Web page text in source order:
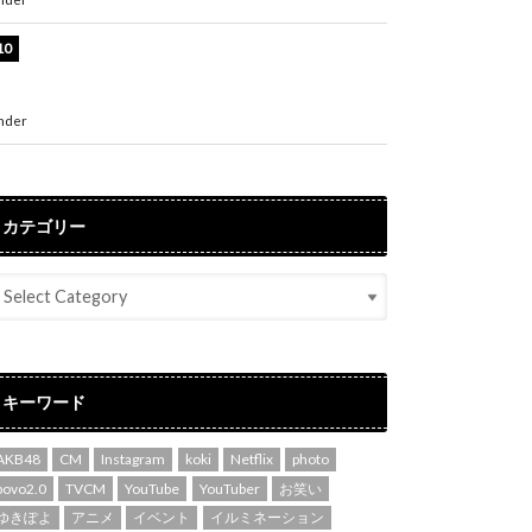
カテゴリー
キーワード
CM Instagram koki Netflix
photo
TVCM YouTube YouTuber
お笑い
きぽよ
アニメ イベント イルミネーション